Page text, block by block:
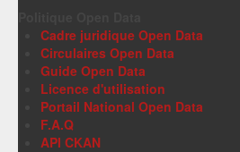
Cadre juridique Open Data
Circulaires Open Data
Guide Open Data
Licence d'utilisation
Portail National Open Data
F.A.Q
API CKAN